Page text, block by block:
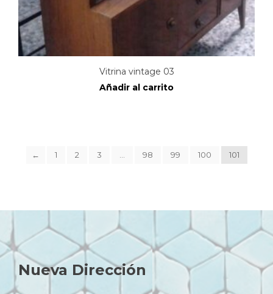
Vitrina vintage 03
Añadir al carrito
← 1 2 3 98 99 100 101
Nueva Dirección